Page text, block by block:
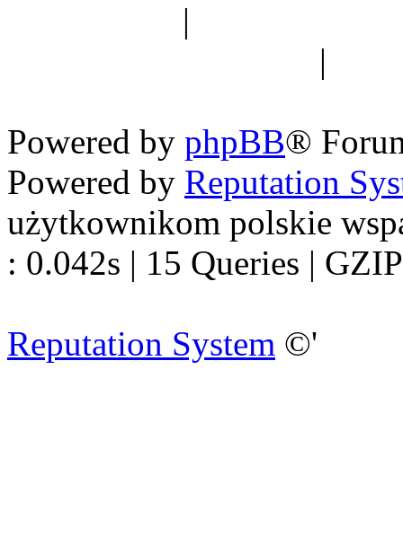
|
|
Powered by phpBB®
Powered by Reputation
użytkownikom polskie
: 0.042s | 15 Queries |
Reputation System ©'